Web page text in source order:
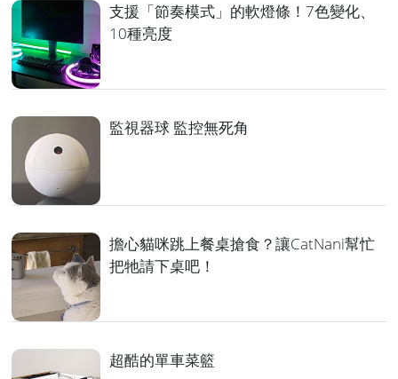
支援「節奏模式」的軟燈條！7色變化、
10種亮度
監視器球 監控無死角
擔心貓咪跳上餐桌搶食？讓CatNani幫忙
把牠請下桌吧！
超酷的單車菜籃